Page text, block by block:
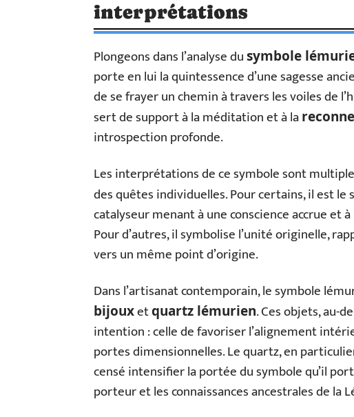
interprétations
Plongeons dans l’analyse dusymbole
porte en lui la quintessence d’une sagesse
de se frayer un chemin à travers les voiles de
sert de support à la méditation et à la
introspection profonde.
Les interprétations de ce symbole sont
des quêtes individuelles. Pour certains, il est le
catalyseur menant à une conscience accrue et
Pour d’autres, il symbolise l’unité originelle,
vers un même point d’origine.
Dans l’artisanat contemporain, le symbole
bijouxetquartz lémurien. Ces objets, au-
intention : celle de favoriser l’alignement
portes dimensionnelles. Le quartz, en
censé intensifier la portée du symbole qu’il
porteur et les connaissances ancestrales de la